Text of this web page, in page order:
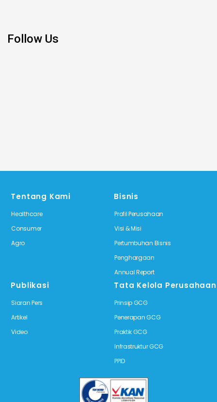
Follow Us
Tentang Kami
Healthcare
Consumer
Agro
Bisnis
Profil Perusahaan
Visi & Misi
Pertumbuhan Bisnis
Penghargaan
Annual Report
Publikasi
Siaran Pers
Artikel
Video
Tata Kelola Perusahaan
Prinsip GCG
Penerapan GCG
Praktik GCG
Infrastruktur GCG
PPID